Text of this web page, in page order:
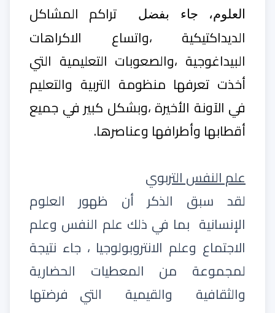
العلوم، جاء بفضل
تراكم المشاكل
الديداكتيكية ،واتساع الاكراهات
البيداغوجية ،والصعوبات التعليمية التي
أخذت تعرفها منظومة التربية والتعليم
في الآونة الأخيرة ،وبشكل كبير في جميع
أقطابها وأطرافها وعناصرها.
علم النفس التربوي
لقد سبق الذكر أن ظهور العلوم
الإنسانية بما في ذلك علم النفس وعلم
الاجتماع وعلم الانتروبولوجيا ، جاء نتيجة
لمجموعة من المعطيات الحضارية
والثقافية
والقيمية
التي فرضتها